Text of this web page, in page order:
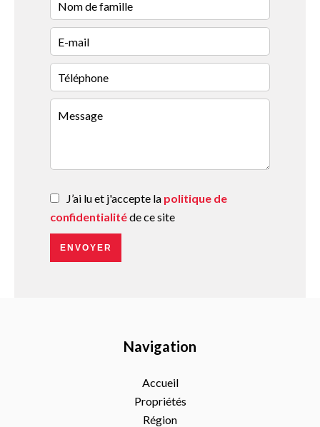
J’ai lu et j'accepte la politique de
confidentialitéde ce site
ENVOYER
Navigation
Accueil
Propriétés
Région